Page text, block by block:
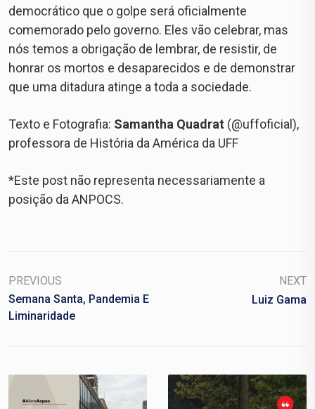
democrático que o golpe será oficialmente
comemorado pelo governo. Eles vão celebrar, mas
nós temos a obrigação de lembrar, de resistir, de
honrar os mortos e desaparecidos e de demonstrar
que uma ditadura atinge a toda a sociedade.
Texto e Fotografia: Samantha Quadrat (@uffoficial),
professora de História da América da UFF
*Este post não representa necessariamente a
posição da ANPOCS.
PREVIOUS
Semana Santa, Pandemia E
Liminaridade
NEXT
Luiz Gama